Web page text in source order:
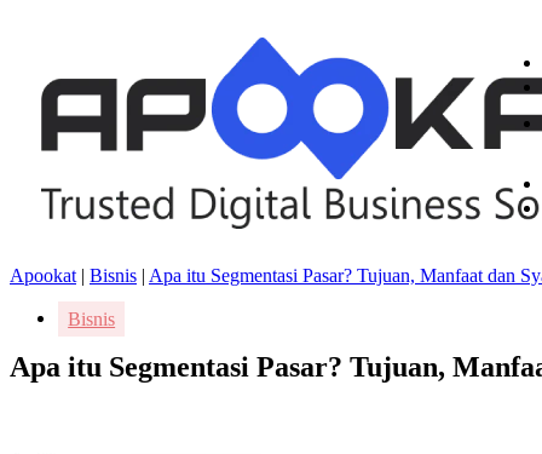
Apookat | Bisnis | Apa itu Segmentasi Pasar? Tujuan, Manfaat dan
Bisnis
Apa itu Segmentasi Pasar? Tujuan,